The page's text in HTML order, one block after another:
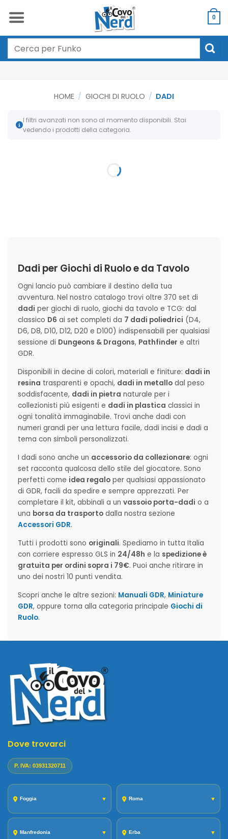
0
Cerca:
HOME / GIOCHI DI RUOLO / DADI
I filtri avanzati non sono al momento disponibili. Stai
vedendo i prodotti della categoria.
Dadi per Giochi di Ruolo e da Tavolo
Ogni lancio può cambiare il destino della tua
avventura. Nel nostro catalogo trovi oltre 370 set di
dadi per giochi di ruolo, giochi da tavolo e TCG: dal
classico D6 ai set completi da 7 dadi poliedrici (D4,
D6, D8, D10, D12, D20 e D100) indispensabili per qualsiasi
sessione di Dungeons & Dragons, Pathfinder e altri
GDR.
Disponibili in decine di colori, materiali e finiture: dadi in
resina trasparenti e opachi, dadi in metallo dal peso
soddisfacente, dadi in pietra naturale per i
collezionisti più esigenti e dadi in plastica classici in
ogni tonalità immaginabile. Trovi anche dadi con
numeri grandi per una lettura facile, dadi incisi e dadi a
tema con simboli personalizzati.
I dadi sono anche un accessorio da collezionare: ogni
set racconta qualcosa dello stile del giocatore. Sono
perfetti come idea regalo per qualsiasi appassionato
di GDR, facili da spedire e sempre apprezzati. Per
completare il kit, abbinali a un vassoio porta-dadi o a
una borsa da trasporto dalla nostra sezione
Accessori GDR.
Tutti i prodotti sono originali. Spediamo in tutta Italia
con corriere espresso GLS in 24/48h e la spedizione è
gratuita per ordini sopra i 79€. Puoi anche ritirare in
uno dei nostri 10 punti vendita.
Scopri anche le altre sezioni: Manuali GDR, Miniature
GDR, oppure torna alla categoria principale Giochi di
Ruolo.
Dove trovarci
P. IVA: 03931320711
Foggia ▼ Roma ▼
Manfredonia ▼ Erba ▼